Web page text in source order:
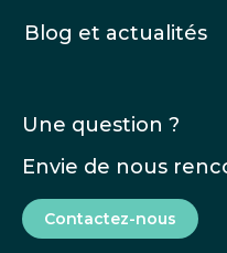
Blog et actualités
Une question ?
Envie de nous
Contactez-nous